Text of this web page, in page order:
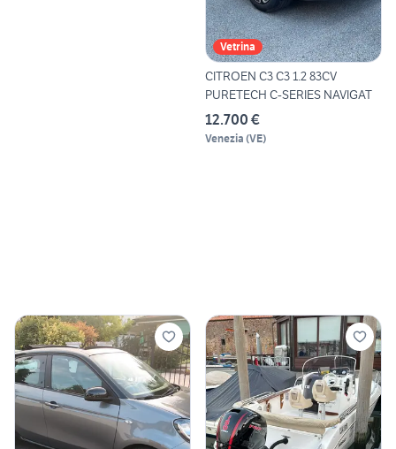
Vetrina
CITROEN C3 C3 1.2 83CV
PURETECH C-SERIES NAVIGAT
12.700 €
Venezia (VE)